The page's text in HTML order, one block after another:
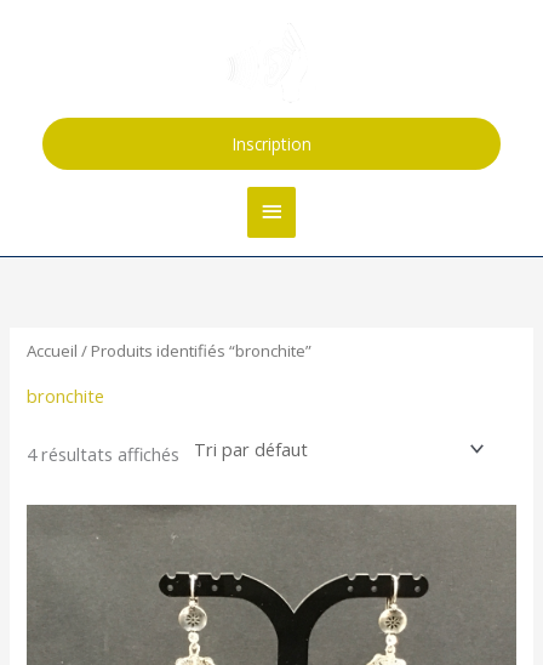
Inscription
Accueil / Produits identifiés “bronchite”
bronchite
4 résultats affichés